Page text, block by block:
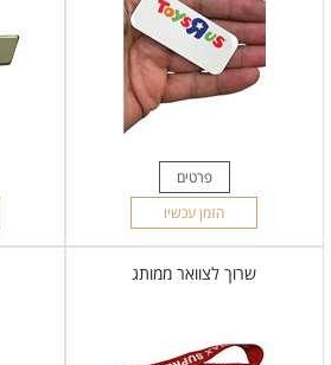
פרטים
הזמן עכשיו
שרוך לצוואר ממותג